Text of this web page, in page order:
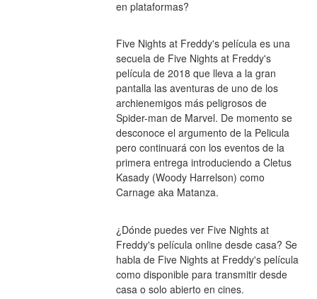
en plataformas?
Five Nights at Freddy's película es una
secuela de Five Nights at Freddy's
película de 2018 que lleva a la gran
pantalla las aventuras de uno de los
archienemigos más peligrosos de
Spider-man de Marvel. De momento se
desconoce el argumento de la Pelicula
pero continuará con los eventos de la
primera entrega introduciendo a Cletus
Kasady (Woody Harrelson) como
Carnage aka Matanza.
¿Dónde puedes ver Five Nights at
Freddy's película online desde casa? Se
habla de Five Nights at Freddy's película
como disponible para transmitir desde
casa o solo abierto en cines.